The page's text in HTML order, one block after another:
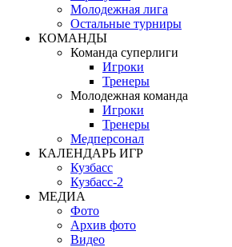
Молодежная лига
Остальные турниры
КОМАНДЫ
Команда суперлиги
Игроки
Тренеры
Молодежная команда
Игроки
Тренеры
Медперсонал
КАЛЕНДАРЬ ИГР
Кузбасс
Кузбасс-2
МЕДИА
Фото
Архив фото
Видео